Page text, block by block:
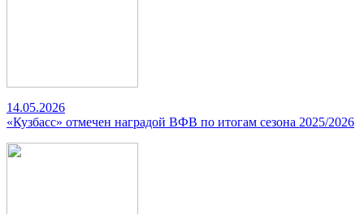
14.05.2026
«Кузбасс» отмечен наградой ВФВ по итогам сезона 2025/2026